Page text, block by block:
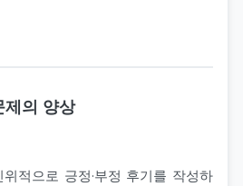
제의 양상
적으로 긍정·부정 후기를 작성하